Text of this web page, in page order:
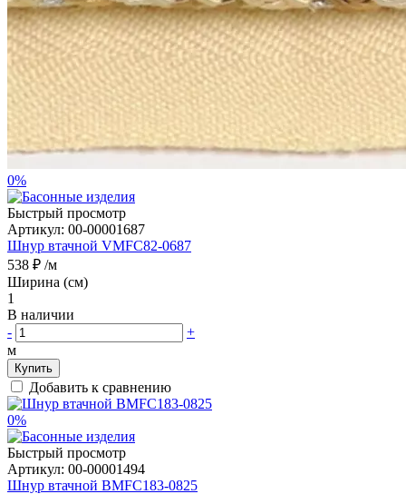
0%
Быстрый просмотр
Артикул: 00-00001687
Шнур втачной VMFC82-0687
538 ₽ /м
Ширина (см)
1
В наличии
-
+
м
Купить
Добавить к сравнению
0%
Быстрый просмотр
Артикул: 00-00001494
Шнур втачной BMFC183-0825